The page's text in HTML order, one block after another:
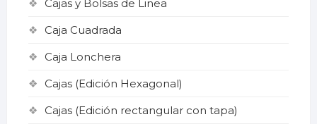
Cajas y Bolsas de Linea
Caja Cuadrada
Caja Lonchera
Cajas (Edición Hexagonal)
Cajas (Edición rectangular con tapa)